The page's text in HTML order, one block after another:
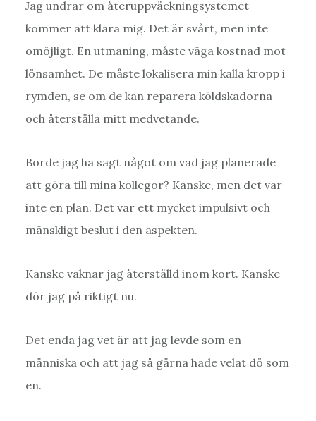
Jag undrar om återuppväckningsystemet
kommer att klara mig. Det är svårt, men inte
omöjligt. En utmaning, måste väga kostnad mot
lönsamhet. De måste lokalisera min kalla kropp i
rymden, se om de kan reparera köldskadorna
och återställa mitt medvetande.
Borde jag ha sagt något om vad jag planerade
att göra till mina kollegor? Kanske, men det var
inte en plan. Det var ett mycket impulsivt och
mänskligt beslut i den aspekten.
Kanske vaknar jag återställd inom kort. Kanske
dör jag på riktigt nu.
Det enda jag vet är att jag levde som en
människa och att jag så gärna hade velat dö som
en.